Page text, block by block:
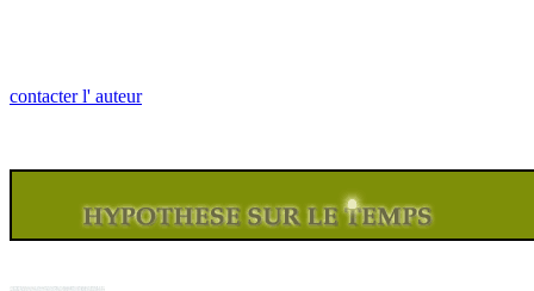
contacter l' auteur